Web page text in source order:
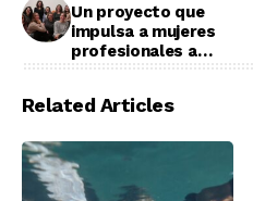
Un proyecto que
impulsa a mujeres
profesionales a
Related Articles